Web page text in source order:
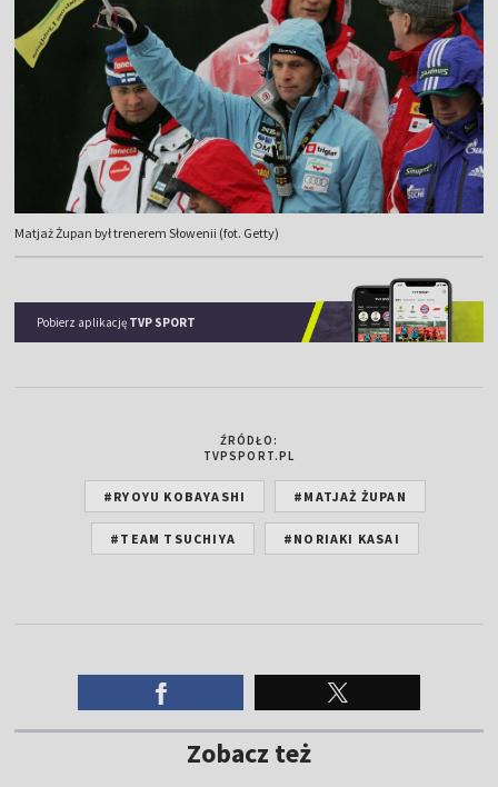
Matjaż Żupan był trenerem Słowenii (fot. Getty)
Pobierz aplikację TVP SPORT
ŹRÓDŁO:
TVPSPORT.PL
#RYOYU KOBAYASHI #MATJAŻ ŻUPAN
#TEAM TSUCHIYA #NORIAKI KASAI
Zobacz też